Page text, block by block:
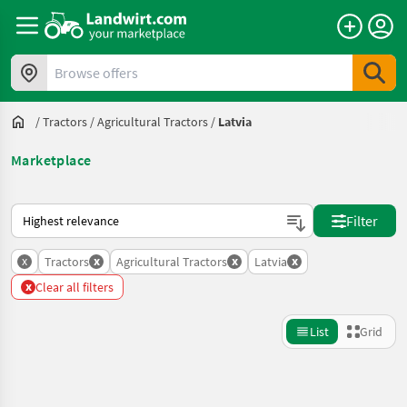
Browse offers
/Tractors /Agricultural Tractors / Latvia
Marketplace
This is how sorting works on Landwirt.com
Filter
x Tractors x Agricultural Tractors x Latvia x
x Clear all filters
List Grid